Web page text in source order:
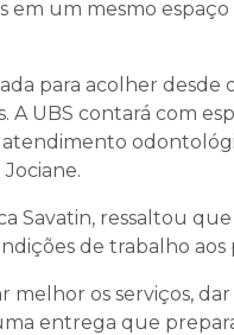
um mesmo
para acolher
UBS contará com
atendimento
Savatin, ressaltou
de trabalho aos
melhor os serviços,
entrega que